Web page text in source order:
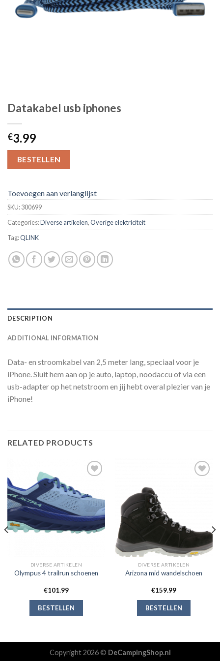
Datakabel usb iphones
€3.99
BESTELLEN
Toevoegen aan verlanglijst
SKU:300699
Categories:Diverse artikelen,Overige elektriciteit
Tag:QLINK
DESCRIPTION
ADDITIONAL INFORMATION
Data- en stroomkabel van 2,5 meter lang, speciaal voor je
iPhone. Sluit hem aan op je auto, laptop, noodaccu of via een
usb-adapter op het netstroom en jij hebt overal plezier van je
iPhone!
RELATED PRODUCTS
verlanglijst
DIVERSE ARTIKELEN
Olympus 4 trailrun schoenen
€101.99
BESTELLEN
DIVERSE ARTIKELEN
Arizona mid wandelschoen
€159.99
BESTELLEN
Copyright 2026 © DeCampingShop.nl